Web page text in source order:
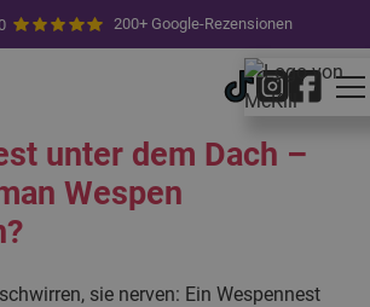
200+ Google-Rezensionen
Sara Masouleh
unter dem Dach –
Wespen
sie nerven: Ein Wespennest